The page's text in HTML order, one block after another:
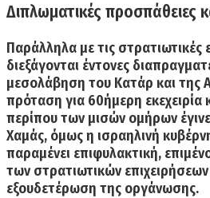
Διπλωματικές προσπάθειες
Παράλληλα με τις στρατιωτικές
διεξάγονται έντονες
μεσολάβηση του Κατάρ και της
πρόταση για 60ήμερη
περίπου των μισών ομήρων
Χαμάς, όμως η ισραηλινή
παραμένει επιφυλακτική,
των στρατιωτικών
εξουδετέρωση της οργάνωσης.